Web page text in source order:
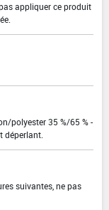
appliquer ce produit
polyester 35 %/65 % -
déperlant.
suivantes, ne pas